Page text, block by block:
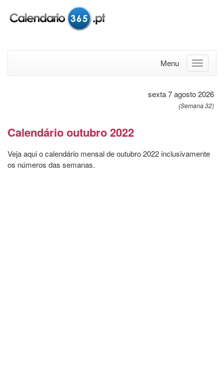
Menu
sexta 7 agosto 2026
(Semana 32)
Calendário outubro 2022
Veja aqui o calendário mensal de outubro 2022 inclusivamente
os números das semanas.